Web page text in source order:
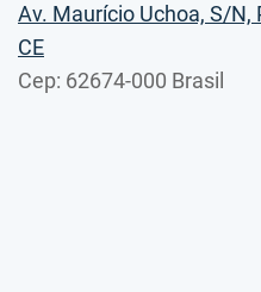
Av. Maurício Uchoa, S/N,
CE
Cep: 62674-000 Brasil